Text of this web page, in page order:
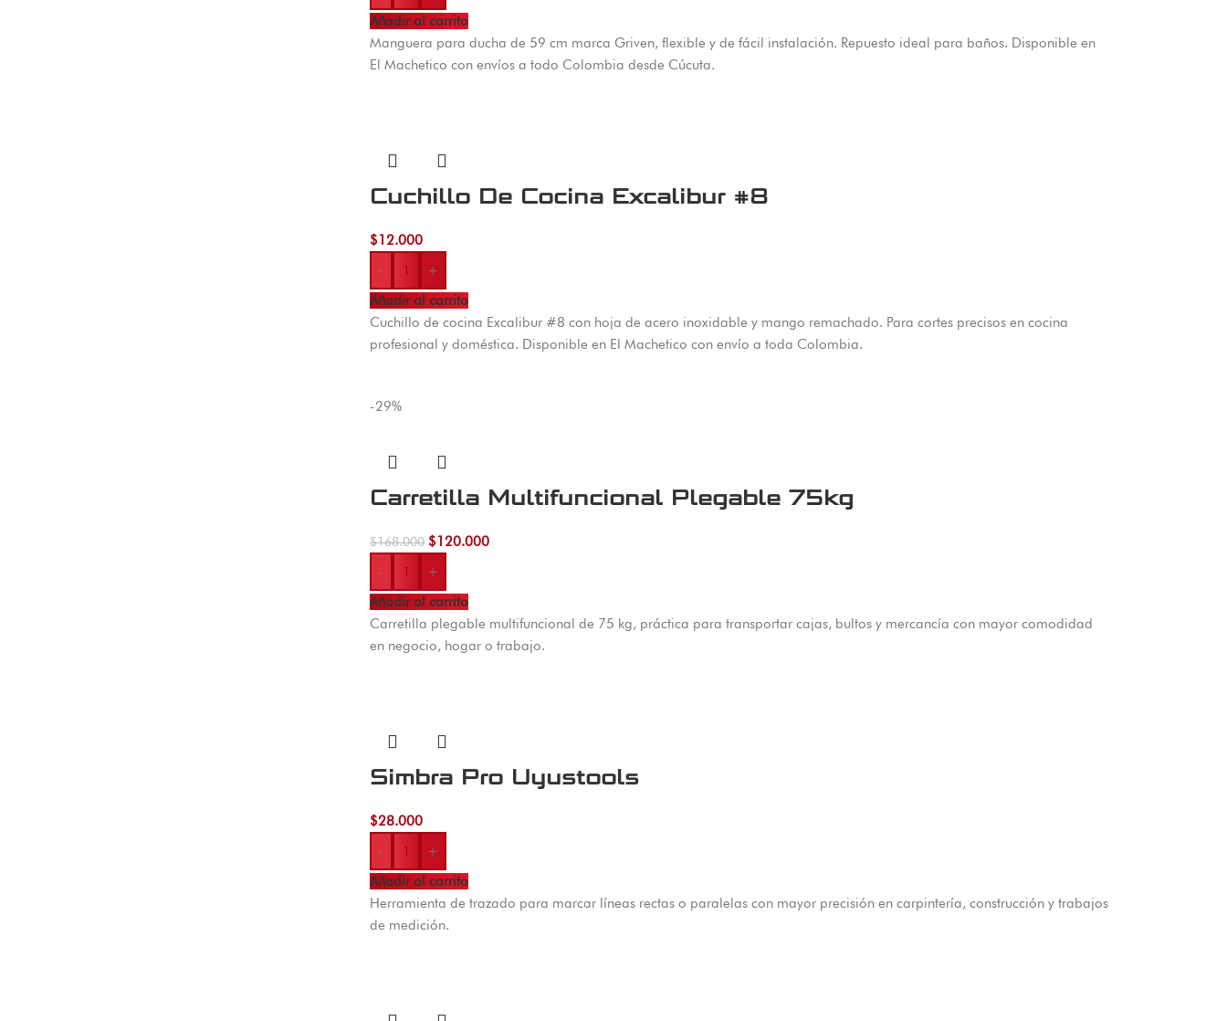
Añadir al carrito
Manguera para ducha de 59 cm marca Griven, flexible y de fácil instalación. Repuesto ideal para baños. Disponible en
El Machetico con envíos a todo Colombia desde Cúcuta.
Cuchillo De Cocina Excalibur #8
$12.000
-
+
Añadir al carrito
Cuchillo de cocina Excalibur #8 con hoja de acero inoxidable y mango remachado. Para cortes precisos en cocina
profesional y doméstica. Disponible en El Machetico con envío a toda Colombia.
-29%
Carretilla Multifuncional Plegable 75kg
$168.000 $120.000
-
+
Añadir al carrito
Carretilla plegable multifuncional de 75 kg, práctica para transportar cajas, bultos y mercancía con mayor comodidad
en negocio, hogar o trabajo.
Simbra Pro Uyustools
$28.000
-
+
Añadir al carrito
Herramienta de trazado para marcar líneas rectas o paralelas con mayor precisión en carpintería, construcción y trabajos
de medición.